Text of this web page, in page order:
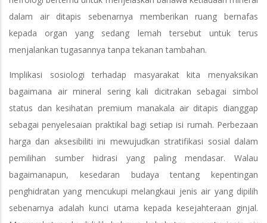
dalam air ditapis sebenarnya memberikan ruang bernafas
kepada organ yang sedang lemah tersebut untuk terus
menjalankan tugasannya tanpa tekanan tambahan.
Implikasi sosiologi terhadap masyarakat kita menyaksikan
bagaimana air mineral sering kali dicitrakan sebagai simbol
status dan kesihatan premium manakala air ditapis dianggap
sebagai penyelesaian praktikal bagi setiap isi rumah. Perbezaan
harga dan aksesibiliti ini mewujudkan stratifikasi sosial dalam
pemilihan sumber hidrasi yang paling mendasar. Walau
bagaimanapun, kesedaran budaya tentang kepentingan
penghidratan yang mencukupi melangkaui jenis air yang dipilih
sebenarnya adalah kunci utama kepada kesejahteraan ginjal.